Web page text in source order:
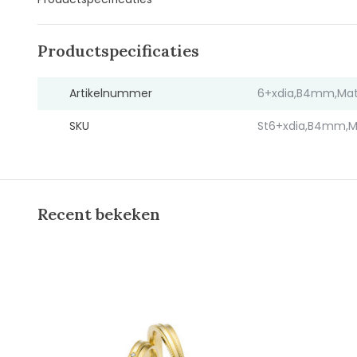
Productspecificaties
Artikelnummer
SKU
Recent bekeken